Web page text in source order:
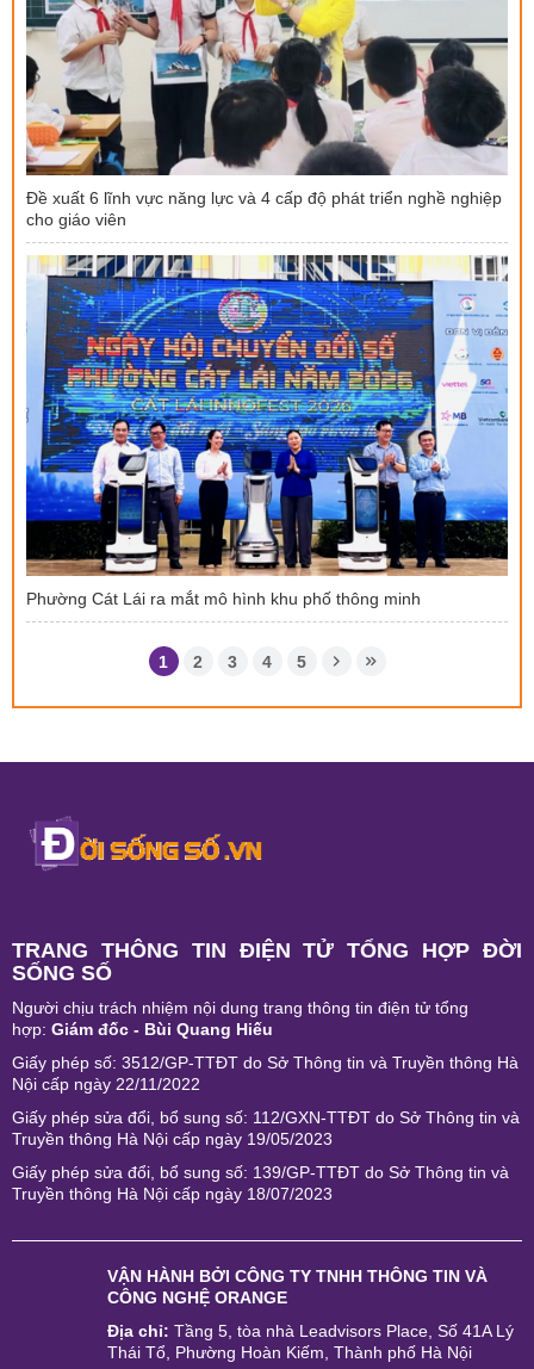
Đề xuất 6 lĩnh vực năng lực và 4 cấp độ phát triển nghề nghiệp
cho giáo viên
Phường Cát Lái ra mắt mô hình khu phố thông minh
1 2 3 4 5
TRANG THÔNG TIN ĐIỆN TỬ TỔNG HỢP ĐỜI
SỐNG SỐ
Người chịu trách nhiệm nội dung trang thông tin điện tử tổng
hợp: Giám đốc - Bùi Quang Hiếu
Giấy phép số: 3512/GP-TTĐT do Sở Thông tin và Truyền thông Hà
Nội cấp ngày 22/11/2022
Giấy phép sửa đổi, bổ sung số: 112/GXN-TTĐT do Sở Thông tin và
Truyền thông Hà Nội cấp ngày 19/05/2023
Giấy phép sửa đổi, bổ sung số: 139/GP-TTĐT do Sở Thông tin và
Truyền thông Hà Nội cấp ngày 18/07/2023
VẬN HÀNH BỞI CÔNG TY TNHH THÔNG TIN VÀ
CÔNG NGHỆ ORANGE
Địa chỉ: Tầng 5, tòa nhà Leadvisors Place, Số 41A Lý
Thái Tổ, Phường Hoàn Kiếm, Thành phố Hà Nội